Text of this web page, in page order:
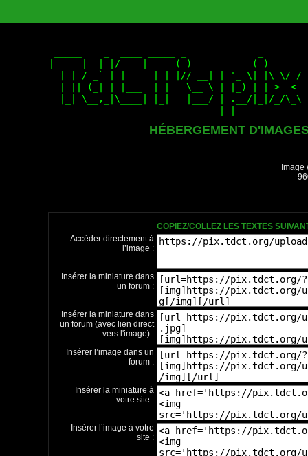
HÉBERGEMENT
COPIEZ/COLLEZ LES TEXTES
Accéder directement à
l’image :
Insérer la miniature dans
un forum :
Insérer la miniature dans
un forum (avec lien direct
vers l'image) :
Insérer l’image dans un
forum :
Insérer la miniature à
votre site :
Insérer l’image à votre
site :